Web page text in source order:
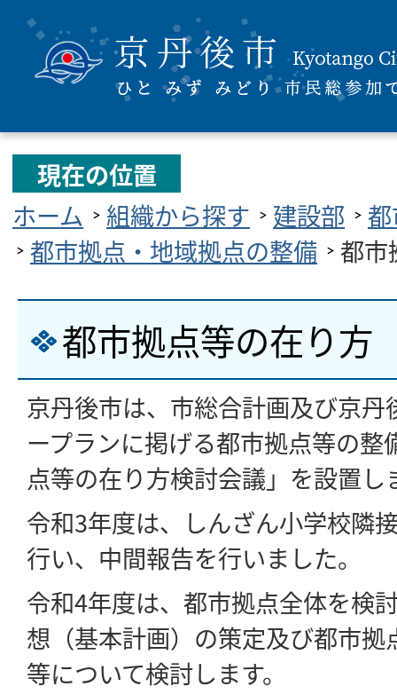
現在の位置
ホーム
組織から探す 建設部
都市拠点・地域拠点の整備
都市
都市拠点等の在り方
京丹後市は、市総合計画及び京
ープランに掲げる都市拠点等の整
点等の在り方検討会議」を設置し
令和3年度は、しんざん小学校隣
行い、中間報告を行いました。
令和4年度は、都市拠点全体を検
想（基本計画）の策定及び都市
等について検討します。